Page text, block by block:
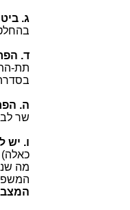
ג.
ד.
ה.
שר
ו. יש
כאלה)
מה
המצב